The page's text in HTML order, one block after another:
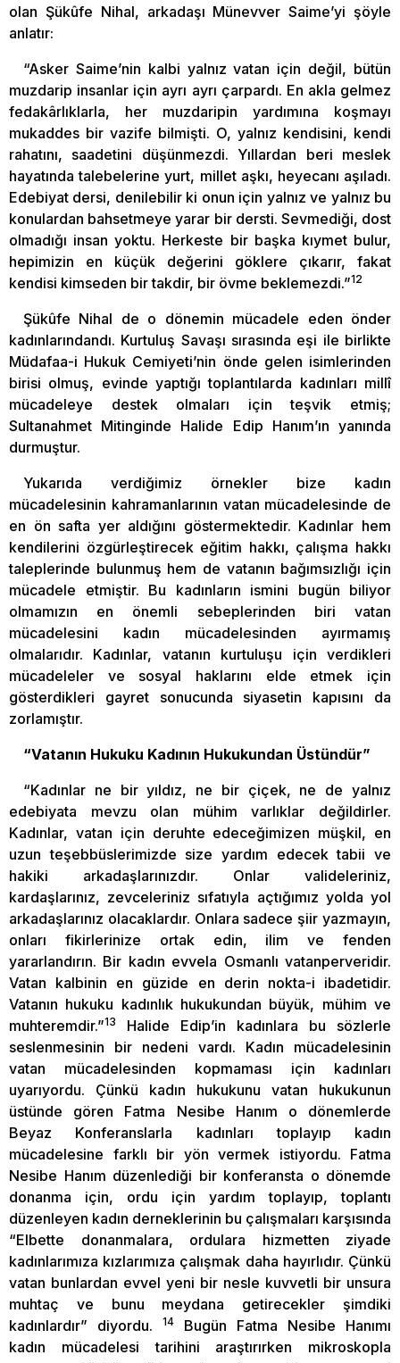
olan Şükûfe Nihal, arkadaşı Münevver Saime’yi şöyle
anlatır:
“Asker Saime’nin kalbi yalnız vatan için değil, bütün
muzdarip insanlar için ayrı ayrı çarpardı. En akla gelmez
fedakârlıklarla, her muzdaripin yardımına koşmayı
mukaddes bir vazife bilmişti. O, yalnız kendisini, kendi
rahatını, saadetini düşünmezdi. Yıllardan beri meslek
hayatında talebelerine yurt, millet aşkı, heyecanı aşıladı.
Edebiyat dersi, denilebilir ki onun için yalnız ve yalnız bu
konulardan bahsetmeye yarar bir dersti. Sevmediği, dost
olmadığı insan yoktu. Herkeste bir başka kıymet bulur,
hepimizin en küçük değerini göklere çıkarır, fakat
kendisi kimseden bir takdir, bir övme beklemezdi.”12
Şükûfe Nihal de o dönemin mücadele eden önder
kadınlarındandı. Kurtuluş Savaşı sırasında eşi ile birlikte
Müdafaa-i Hukuk Cemiyeti’nin önde gelen isimlerinden
birisi olmuş, evinde yaptığı toplantılarda kadınları millî
mücadeleye destek olmaları için teşvik etmiş;
Sultanahmet Mitinginde Halide Edip Hanım’ın yanında
durmuştur.
Yukarıda verdiğimiz örnekler bize kadın
mücadelesinin kahramanlarının vatan mücadelesinde de
en ön safta yer aldığını göstermektedir. Kadınlar hem
kendilerini özgürleştirecek eğitim hakkı, çalışma hakkı
taleplerinde bulunmuş hem de vatanın bağımsızlığı için
mücadele etmiştir. Bu kadınların ismini bugün biliyor
olmamızın en önemli sebeplerinden biri vatan
mücadelesini kadın mücadelesinden ayırmamış
olmalarıdır. Kadınlar, vatanın kurtuluşu için verdikleri
mücadeleler ve sosyal haklarını elde etmek için
gösterdikleri gayret sonucunda siyasetin kapısını da
zorlamıştır.
“Vatanın Hukuku Kadının Hukukundan Üstündür”
“Kadınlar ne bir yıldız, ne bir çiçek, ne de yalnız
edebiyata mevzu olan mühim varlıklar değildirler.
Kadınlar, vatan için deruhte edeceğimizen müşkil, en
uzun teşebbüslerimizde size yardım edecek tabii ve
hakiki arkadaşlarınızdır. Onlar valideleriniz,
kardaşlarınız, zevceleriniz sıfatıyla açtığımız yolda yol
arkadaşlarınız olacaklardır. Onlara sadece şiir yazmayın,
onları fikirlerinize ortak edin, ilim ve fenden
yararlandırın. Bir kadın evvela Osmanlı vatanperveridir.
Vatan kalbinin en güzide en derin nokta-i ibadetidir.
Vatanın hukuku kadınlık hukukundan büyük, mühim ve
muhteremdir.”13
Halide Edip’in kadınlara bu sözlerle
seslenmesinin bir nedeni vardı. Kadın mücadelesinin
vatan mücadelesinden kopmaması için kadınları
uyarıyordu. Çünkü kadın hukukunu vatan hukukunun
üstünde gören Fatma Nesibe Hanım o dönemlerde
Beyaz Konferanslarla kadınları toplayıp kadın
mücadelesine farklı bir yön vermek istiyordu. Fatma
Nesibe Hanım düzenlediği bir konferansta o dönemde
donanma için, ordu için yardım toplayıp, toplantı
düzenleyen kadın derneklerinin bu çalışmaları karşısında
“Elbette donanmalara, ordulara hizmetten ziyade
kadınlarımıza kızlarımıza çalışmak daha hayırlıdır. Çünkü
vatan bunlardan evvel yeni bir nesle kuvvetli bir unsura
muhtaç ve bunu meydana getirecekler şimdiki
kadınlardır” diyordu.
14
Bugün Fatma Nesibe Hanımı
kadın mücadelesi tarihini araştırırken mikroskopla